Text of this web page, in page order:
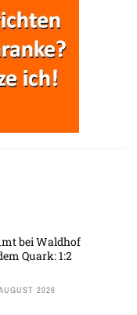
bei Waldhof
Quark: 1:2
2026